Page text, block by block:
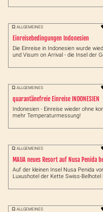
ALLGEMEINES
Einreisebedingungen Indonesien
Die Einreise in Indonesien wurde
und Visum on Arrival - die Insel der
ALLGEMEINES
quarantänefreie Einreise INDONESIEN
Indonesien - Einreise wieder ohne
mehr Temperaturmessung!
ALLGEMEINES
MAUA neues Resort auf Nusa Penida
Auf der kleinen Insel Nusa Penida
Luxushotel der Kette Swiss-
ALLGEMEINES